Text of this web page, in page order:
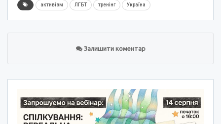
активізм ЛГБТ тренінг Україна
Залишити коментар